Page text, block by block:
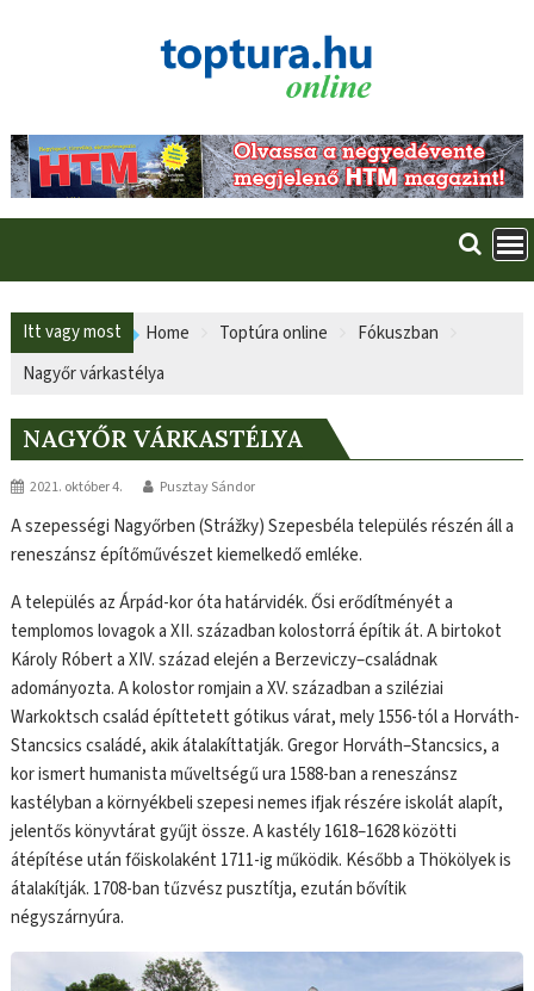
Itt vagy most Home Toptúra online
Fókuszban
Nagyőr várkastélya
NAGYŐR VÁRKASTÉLYA
2021. október 4. Pusztay Sándor
A szepességi Nagyőrben (Strážky) Szepesbéla település részén áll a
reneszánsz építőművészet kiemelkedő emléke.
A település az Árpád-kor óta határvidék. Ősi erődítményét a
templomos lovagok a XII. században kolostorrá építik át. A birtokot
Károly Róbert a XIV. század elején a Berzeviczy–családnak
adományozta. A kolostor romjain a XV. században a sziléziai
Warkoktsch család építtetett gótikus várat, mely 1556-tól a Horváth-
Stancsics családé, akik átalakíttatják. Gregor Horváth–Stancsics, a
kor ismert humanista műveltségű ura 1588-ban a reneszánsz
kastélyban a környékbeli szepesi nemes ifjak részére iskolát alapít,
jelentős könyvtárat gyűjt össze. A kastély 1618–1628 közötti
átépítése után főiskolaként 1711-ig működik. Később a Thökölyek is
átalakítják. 1708-ban tűzvész pusztítja, ezután bővítik
négyszárnyúra.